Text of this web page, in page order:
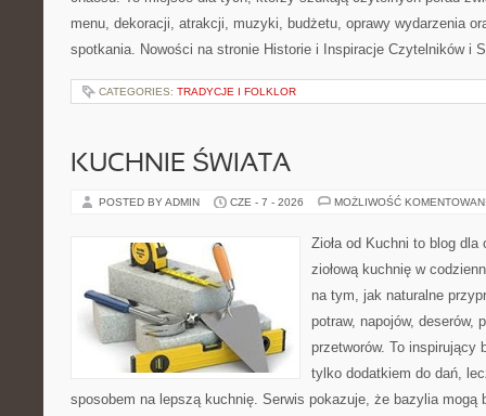
menu, dekoracji, atrakcji, muzyki, budżetu, oprawy wydarzenia
spotkania. Nowości na stronie Historie i Inspiracje Czytelników i
CATEGORIES: TRADYCJE I FOLKLOR
KUCHNIE ŚWIATA
POSTED BY ADMIN CZE - 7 - 2026 MOŻLIWOŚĆ
Zioła od Kuchni to blog dla
ziołową kuchnię w
na tym, jak naturalne
potraw, napojów, deserów,
przetworów. To inspirujący
tylko dodatkiem do dań,
sposobem na lepszą kuchnię. Serwis pokazuje, że bazylia mogą